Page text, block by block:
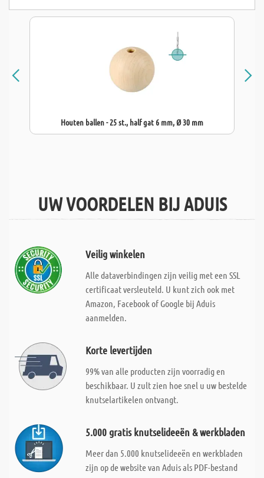
Houten ballen - 25 st., half gat 6 mm, Ø 30 mm
UW VOORDELEN BIJ ADUIS
Veilig winkelen
Alle dataverbindingen zijn veilig met een SSL
certificaat versleuteld. U kunt zich ook met
Amazon, Facebook of Google bij Aduis
aanmelden.
Korte levertijden
99% van alle producten zijn voorradig en
beschikbaar. U zult zien hoe snel u uw bestelde
knutselartikelen ontvangt.
5.000 gratis knutselideeën & werkbladen
Meer dan 5.000 knutselideeën en werkbladen
zijn op de website van Aduis als PDF-bestand